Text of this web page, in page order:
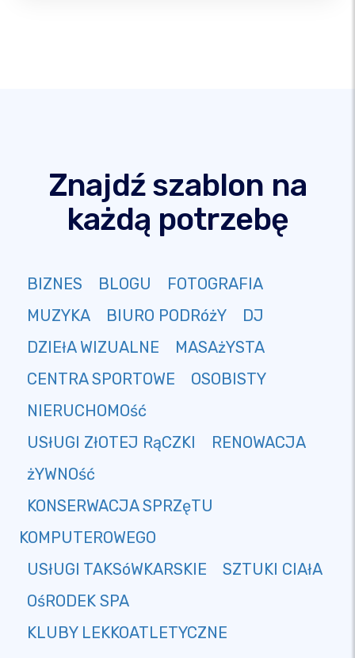
Znajdź szablon na
każdą potrzebę
BIZNES BLOGU
FOTOGRAFIA
MUZYKA
BIURO PODRóżY
DJ
DZIEłA WIZUALNE
MASAżYSTA
CENTRA SPORTOWE
OSOBISTY
NIERUCHOMOść
USłUGI ZłOTEJ RąCZKI
RENOWACJA
żYWNOść
KONSERWACJA SPRZęTU
KOMPUTEROWEGO
USłUGI TAKSóWKARSKIE
SZTUKI CIAłA
OśRODEK SPA
KLUBY LEKKOATLETYCZNE